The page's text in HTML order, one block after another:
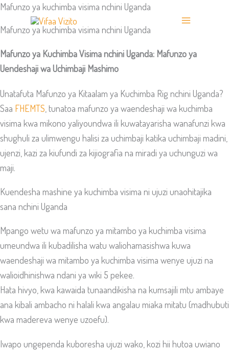
Ruka
yaliyomo
Mafunzo ya kuchimba visima nchini Uganda
Mafunzo ya kuchimba visima nchini Uganda
Mafunzo ya Kuchimba Visima nchini Uganda: Mafunzo ya
Uendeshaji wa Uchimbaji Mashimo
Unatafuta Mafunzo ya Kitaalam ya Kuchimba Rig nchini Uganda?
Saa FHEMTS , tunatoa mafunzo ya waendeshaji wa kuchimba
visima kwa mikono yaliyoundwa ili kuwatayarisha wanafunzi kwa
shughuli za ulimwengu halisi za uchimbaji katika uchimbaji madini,
ujenzi, kazi za kiufundi za kijiografia na miradi ya uchunguzi wa
maji.
Kuendesha mashine ya kuchimba visima ni ujuzi unaohitajika
sana nchini Uganda
Mpango wetu wa mafunzo ya mitambo ya kuchimba visima
umeundwa ili kubadilisha watu waliohamasishwa kuwa
waendeshaji wa mitambo ya kuchimba visima wenye ujuzi na
walioidhinishwa ndani ya wiki 5 pekee.
Hata hivyo, kwa kawaida tunaandikisha na kumsajili mtu ambaye
ana kibali ambacho ni halali kwa angalau miaka mitatu (madhubuti
kwa madereva wenye uzoefu).
Iwapo ungependa kuboresha ujuzi wako, kozi hii hutoa uwiano